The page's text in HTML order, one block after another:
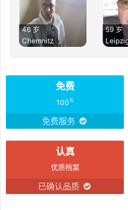
46 岁
Chemnitz
59 岁
免费
100%
免费服务
认真
优质档案
已确认品质